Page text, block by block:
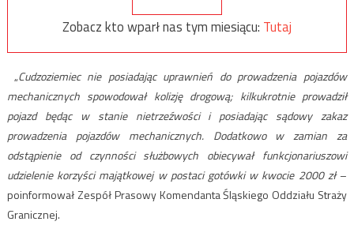
Zobacz kto wparł nas tym miesiącu: Tutaj
„Cudzoziemiec nie posiadając uprawnień do prowadzenia pojazdów
mechanicznych spowodował kolizję drogową; kilkukrotnie prowadził
pojazd będąc w stanie nietrzeźwości i posiadając sądowy zakaz
prowadzenia pojazdów mechanicznych. Dodatkowo w zamian za
odstąpienie od czynności służbowych obiecywał funkcjonariuszowi
udzielenie korzyści majątkowej w postaci gotówki w kwocie 2000 zł–
poinformował Zespół Prasowy Komendanta Śląskiego Oddziału Straży
Granicznej.